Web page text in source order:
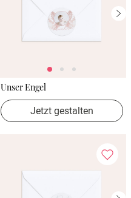
Unser Engel
Jetzt gestalten